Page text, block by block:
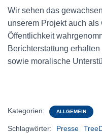
Wir sehen das
unserem Projekt auch
Öffentlichkeit
Berichterstattung
sowie moralische
Kategorien: ALLGEMEIN
Schlagwörter: Presse